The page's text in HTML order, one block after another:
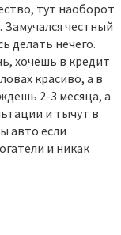
тут наоборот
честный
делать нечего.
хочешь в кредит
красиво, а в
2-3 месяца, а
и тычут в
авто если
и никак